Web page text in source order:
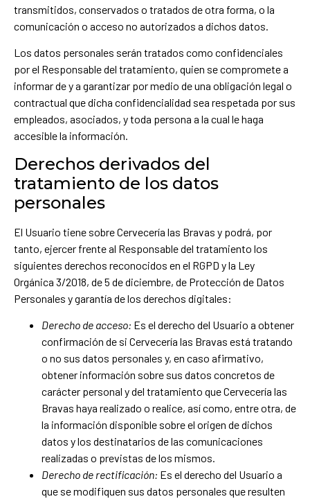
transmitidos, conservados o tratados de otra forma, o la
comunicación o acceso no autorizados a dichos datos.
Los datos personales serán tratados como confidenciales
por el Responsable del tratamiento, quien se compromete a
informar de y a garantizar por medio de una obligación legal o
contractual que dicha confidencialidad sea respetada por sus
empleados, asociados, y toda persona a la cual le haga
accesible la información.
Derechos derivados del
tratamiento de los datos
personales
El Usuario tiene sobre Cervecería las Bravas y podrá, por
tanto, ejercer frente al Responsable del tratamiento los
siguientes derechos reconocidos en el RGPD y la Ley
Orgánica 3/2018, de 5 de diciembre, de Protección de Datos
Personales y garantía de los derechos digitales:
Derecho de acceso: Es el derecho del Usuario a obtener
confirmación de si Cervecería las Bravas está tratando
o no sus datos personales y, en caso afirmativo,
obtener información sobre sus datos concretos de
carácter personal y del tratamiento que Cervecería las
Bravas haya realizado o realice, así como, entre otra, de
la información disponible sobre el origen de dichos
datos y los destinatarios de las comunicaciones
realizadas o previstas de los mismos.
Derecho de rectificación: Es el derecho del Usuario a
que se modifiquen sus datos personales que resulten